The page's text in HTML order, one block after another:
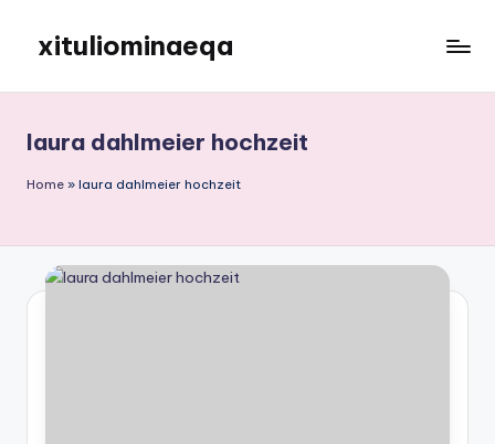
content
xituliominaeqa
laura dahlmeier hochzeit
Home » laura dahlmeier hochzeit